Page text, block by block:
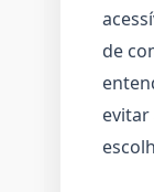
de